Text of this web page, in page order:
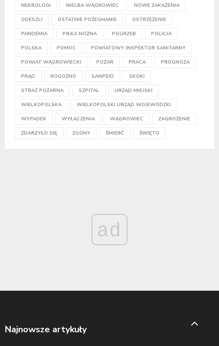
NEKROLOGI NIELBA WĄGROWIEC NOWE ZAKAŻENIA
ODESZLI OSTATNIE POŻEGNANIE OSTRZEŻENIE
PANDEMIA PIŁKA NOŻNA POGRZEB POLICJA
POLSKA POMOC POWIATOWY INSPEKTOR SANITARNY
POWIAT WĄGROWIECKI POŻAR PRACA PROGNOZA
PRĄD ROGOŹNO SANPEID SKOKI
STRAŻ POŻARNA SZPITAL URZĄD MIEJSKI
WIELKOPOLSKA WIELKOPOLSKI URZĄD WOJEWÓDZKI
WYPADEK WYŁĄCZENIA WĄGROWIEC ZAGROŻENIE
ZDARZYŁO SIĘ ZGONY ŚMIERĆ ŚWIĘTO
ad
Najnowsze artykuły